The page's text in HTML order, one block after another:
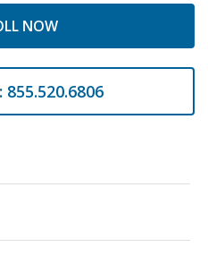
NOW
855.520.6806